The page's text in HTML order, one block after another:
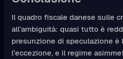
Il quadro fiscale danese sulle
all’ambiguità: quasi tutto è
presunzione di speculazione è
l’eccezione, e il regime